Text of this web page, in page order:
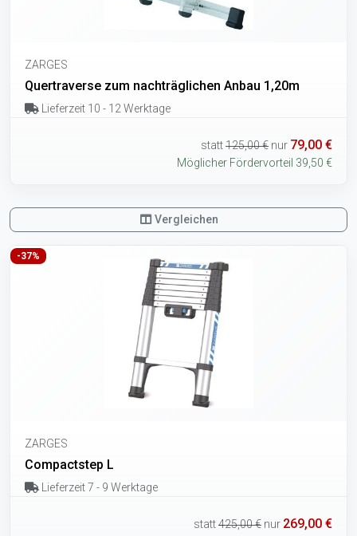
ZARGES
Quertraverse zum nachträglichen Anbau 1,20m
Lieferzeit 10 - 12 Werktage
statt125,00 € nur 79,00 €
Möglicher Fördervorteil 39,50 €
Vergleichen
-37%
ZARGES
Compactstep L
Lieferzeit 7 - 9 Werktage
statt425,00 € nur 269,00 €